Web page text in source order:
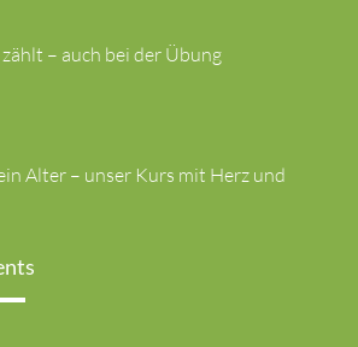
– auch bei der Übung
Alter – unser Kurs mit Herz und